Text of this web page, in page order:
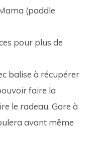
(paddle
pour plus de
balise à récupérer
faire la
le radeau. Gare à
avant même